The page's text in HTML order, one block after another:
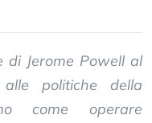
di Jerome Powell al
politiche della
come operare